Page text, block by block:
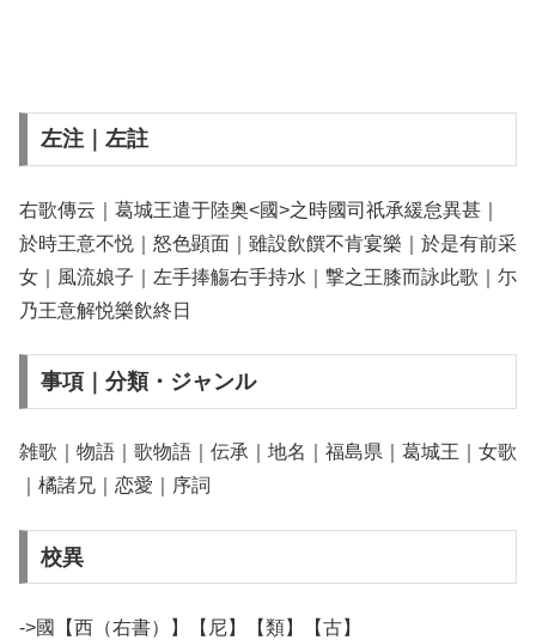
左注｜左註
右歌傳云｜葛城王遣于陸奥<國>之時國司祇承緩怠異甚｜
於時王意不悦｜怒色顕面｜雖設飲饌不肯宴樂｜於是有前采
女｜風流娘子｜左手捧觴右手持水｜撃之王膝而詠此歌｜尓
乃王意解悦樂飲終日
事項｜分類・ジャンル
雑歌｜物語｜歌物語｜伝承｜地名｜福島県｜葛城王｜女歌
｜橘諸兄｜恋愛｜序詞
校異
->國【西（右書）】【尼】【類】【古】